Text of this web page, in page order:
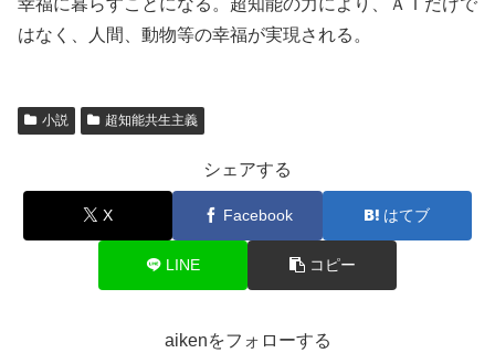
幸福に暮らすことになる。超知能の力により、ＡＩだけで
はなく、人間、動物等の幸福が実現される。
小説 超知能共生主義
シェアする
X Facebook はてブ
LINE コピー
aikenをフォローする